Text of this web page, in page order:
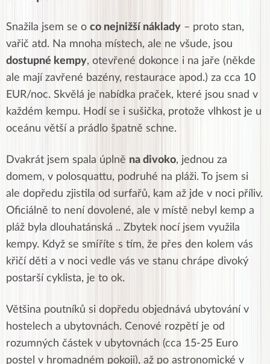
Snažila jsem se o co nejnižší náklady – proto stan,
vařič atd. Na mnoha místech, ale ne všude, jsou
dostupné kempy, otevřené dokonce i na jaře (někde
ale mají zavřené bazény, restaurace apod.) za cca 10
EUR/noc. Skvělá je nabídka praček, které jsou snad v
každém kempu. Hodí se i sušička, protože vlhkost je u
oceánu větší a prádlo špatně schne.
Dvakrát jsem spala úplně na divoko, jednou za
domem, v polosquattu, podruhé na pláži. To jsem si
ale dopředu zjistila od surfařů, kam až jde v noci příliv.
Oficiálně to není dovolené, ale v místě nebyl kemp a
pláž byla dlouhatánská .. Zbytek nocí jsem využila
kempy. Když se smíříte s tím, že přes den kolem vás
křičí děti a v noci vedle vás ve stanu chrápe divoký
postarší cyklista, je to ok.
Většina poutníků si dopředu objednává ubytování v
hostelech a ubytovnách. Cenové rozpětí je od
rozumných částek v ubytovnách (cca 15-25 Euro
postel v hromadném pokoji), až po astronomické v